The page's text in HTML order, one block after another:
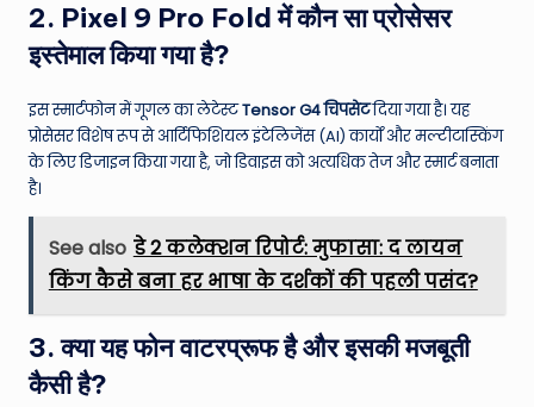
2. Pixel 9 Pro Fold में कौन सा प्रोसेसर
इस्तेमाल किया गया है?
इस स्मार्टफोन में गूगल का लेटेस्टTensor G4 चिपसेटदिया गया है।यह
प्रोसेसर विशेष रूप से आर्टिफिशियल इंटेलिजेंस (AI) कार्यों और मल्टीटास्किंग
के लिए डिजाइन किया गया है, जो डिवाइस को अत्यधिक तेज और स्मार्ट बनाता
है।
See also डे 2 कलेक्शन रिपोर्ट: मुफासा: द लायन
किंग कैसे बना हर भाषा के दर्शकों की पहली पसंद?
3. क्या यह फोन वाटरप्रूफ है और इसकी मजबूती
कैसी है?